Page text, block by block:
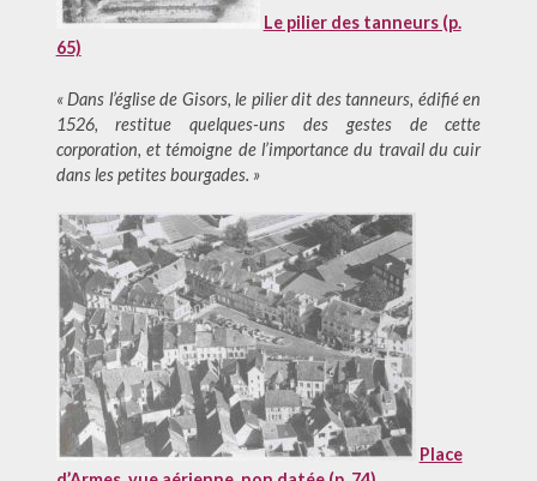
Le pilier des tanneurs (p.
65)
« Dans l’église de Gisors, le pilier dit des tanneurs, édifié en
1526, restitue quelques-uns des gestes de cette
corporation, et témoigne de l’importance du travail du cuir
dans les petites bourgades. »
Place